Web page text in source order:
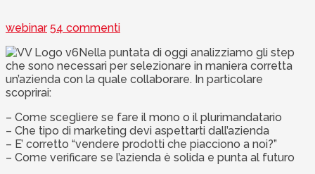
webinar 54 commenti
Nella puntata di oggi analizziamo gli step
che sono necessari per selezionare in maniera corretta
un’azienda con la quale collaborare. In particolare
scoprirai:
– Come scegliere se fare il mono o il plurimandatario
– Che tipo di marketing devi aspettarti dall’azienda
– E’ corretto “vendere prodotti che piacciono a noi?”
– Come verificare se l’azienda è solida e punta al futuro